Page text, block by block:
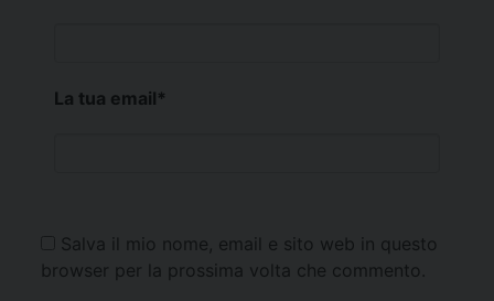
La tua email*
Salva il mio nome, email e sito web in questo
browser per la prossima volta che commento.